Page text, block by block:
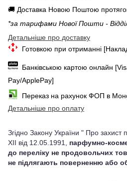
🚚 Доставка Новою Поштою
*за тарифами Нової Пошти -
Детальніше про доставку
Готовкою при отриманні
Банківською картою онлайн
Pay/ApplePay]
Переказ на рахунок ФОП в
Детальніше про оплату
Згідно Закону України " Про
XII від 12.05.1991, парфумно-
до переліку не продовольчих
не підлягають поверненню або